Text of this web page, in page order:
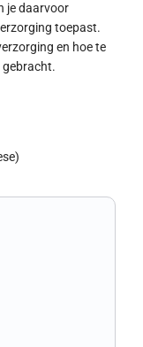
je daarvoor
toepast.
en hoe te
gebracht.